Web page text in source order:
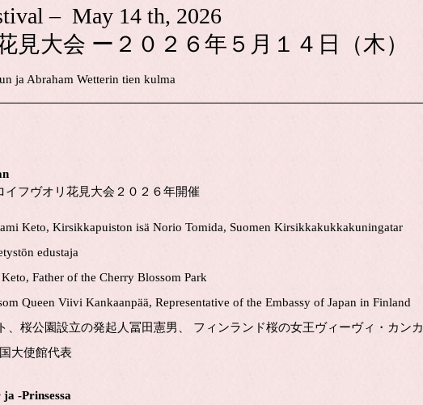
– May 14 th, 2026
見大会 ー２０２６年５月１４日（木）
ja Abraham Wetterin tien kulma
イフヴオリ花見大会２０２６年開催
Keto, Kirsikkapuiston isä Norio Tomida, Suomen Kirsikkakukkakuningatar
edustaja
Father of the Cherry Blossom Park
Queen Viivi Kankaanpää, Representative of the Embassy of Japan in Finland
、桜公園設立の発起人冨田憲男、 フィンランド桜の女王ヴィーヴィ・カンカ
大使館代表
-Prinsessa